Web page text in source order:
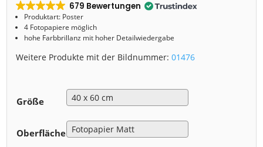
679 Bewertungen
Produktart: Poster
4 Fotopapiere möglich
hohe Farbbrillanz mit hoher Detailwiedergabe
Weitere Produkte mit der Bildnummer:01476
Größe
Oberfläche